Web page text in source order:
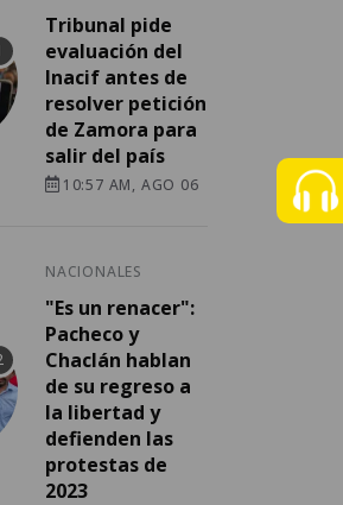
Tribunal pide
evaluación del
Inacif antes de
resolver petición
de Zamora para
salir del país
10:57 AM, AGO 06
NACIONALES
"Es un renacer":
Pacheco y
Chaclán hablan
de su regreso a
la libertad y
defienden las
protestas de
2023